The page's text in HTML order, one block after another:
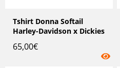
Tshirt Donna Softail
Harley-Davidson x Dickies
65,00€